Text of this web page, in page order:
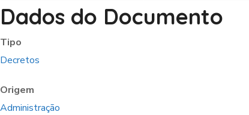
Dados do Documento
Tipo
Decretos
Origem
Administração